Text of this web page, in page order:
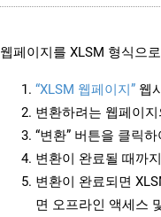
웹페이지를 XLSM 형식으
“XLSM 웹페이지” 웹
변환하려는 웹페이
“변환” 버튼을 클릭
변환이 완료될 때까
변환이 완료되면
면 오프라인 액세스